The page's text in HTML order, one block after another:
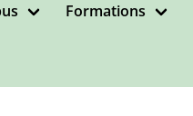
Formations